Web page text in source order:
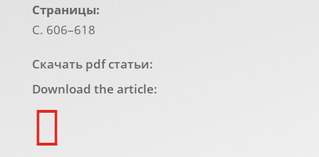
Страницы:
С. 606–618
Скачать pdf статьи:
Download the article:
